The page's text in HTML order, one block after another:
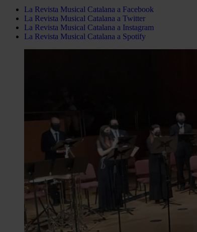
La Revista Musical Catalana a Facebook
La Revista Musical Catalana a Twitter
La Revista Musical Catalana a Instagram
La Revista Musical Catalana a Spotify